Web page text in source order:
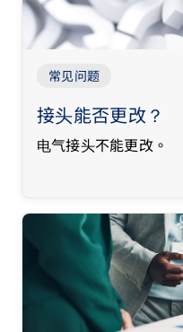
常见问题
接头能否更改？
电气接头不能更改。